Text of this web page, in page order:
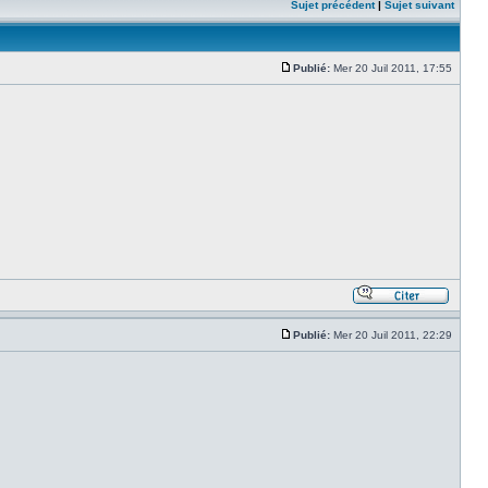
Sujet précédent| Sujet suivant
Publié: Mer 20 Juil 2011, 17:55
Publié: Mer 20 Juil 2011, 22:29